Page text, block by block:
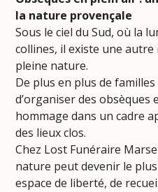
la nature provençale
Sous le ciel du Sud, où la
collines, il existe une autre
pleine nature.
De plus en plus de
d’organiser des
hommage dans un cadre
des lieux clos.
Chez Lost Funéraire
nature peut devenir le
espace de liberté, de